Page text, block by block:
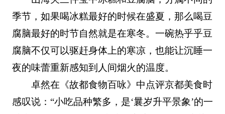
季节，如果喝冰糕最好的时候在盛夏，那么喝豆
腐脑最好的时节自然就是在寒冬。一碗热乎乎豆
腐脑不仅可以驱赶身体上的寒凉，也能让沉睡一
夜的味蕾重新感知到人间烟火的温度。
卓然在《故都食物百咏》中点评京都美食时
感叹说：“小吃品种繁多，是‘曩岁升平景象’的一